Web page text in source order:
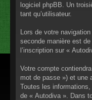
logiciel phpBB. Un
tant qu’utilisateur.
Lors de votre
seconde manière est
l’inscription sur «
Votre compte
mot de passe ») et une
Toutes les
de « Autodiva ». Dans